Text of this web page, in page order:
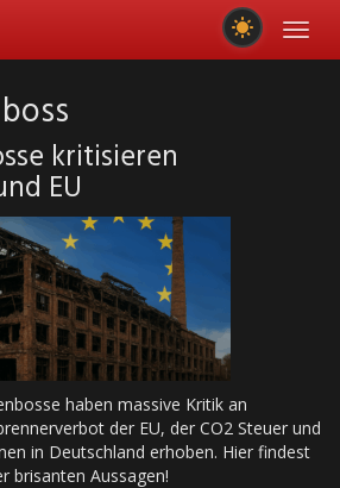
kritisieren
EU
haben massive Kritik an
der EU, der CO2 Steuer und
in Deutschland erhoben. Hier findest
brisanten Aussagen!